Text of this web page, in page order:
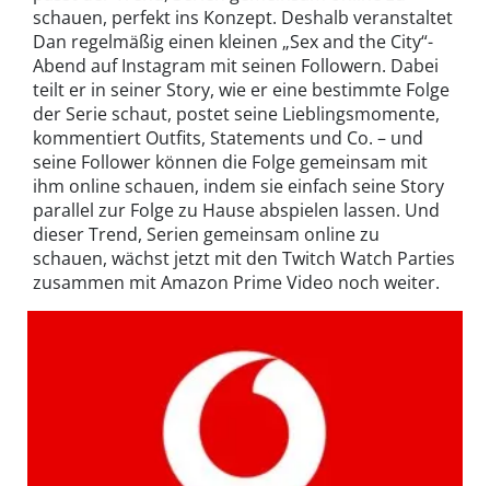
schauen, perfekt ins Konzept. Deshalb veranstaltet
Dan regelmäßig einen kleinen „Sex and the City“-
Abend auf Instagram mit seinen Followern. Dabei
teilt er in seiner Story, wie er eine bestimmte Folge
der Serie schaut, postet seine Lieblingsmomente,
kommentiert Outfits, Statements und Co. – und
seine Follower können die Folge gemeinsam mit
ihm online schauen, indem sie einfach seine Story
parallel zur Folge zu Hause abspielen lassen. Und
dieser Trend, Serien gemeinsam online zu
schauen, wächst jetzt mit den Twitch Watch Parties
zusammen mit Amazon Prime Video noch weiter.